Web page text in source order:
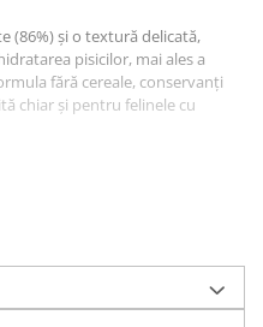
(86%) și o textură delicată,
pisicilor, mai ales a
fără cereale, conservanți
chiar și pentru felinele cu
peste hrana uscată sau
fiecărei mese.
CHURU